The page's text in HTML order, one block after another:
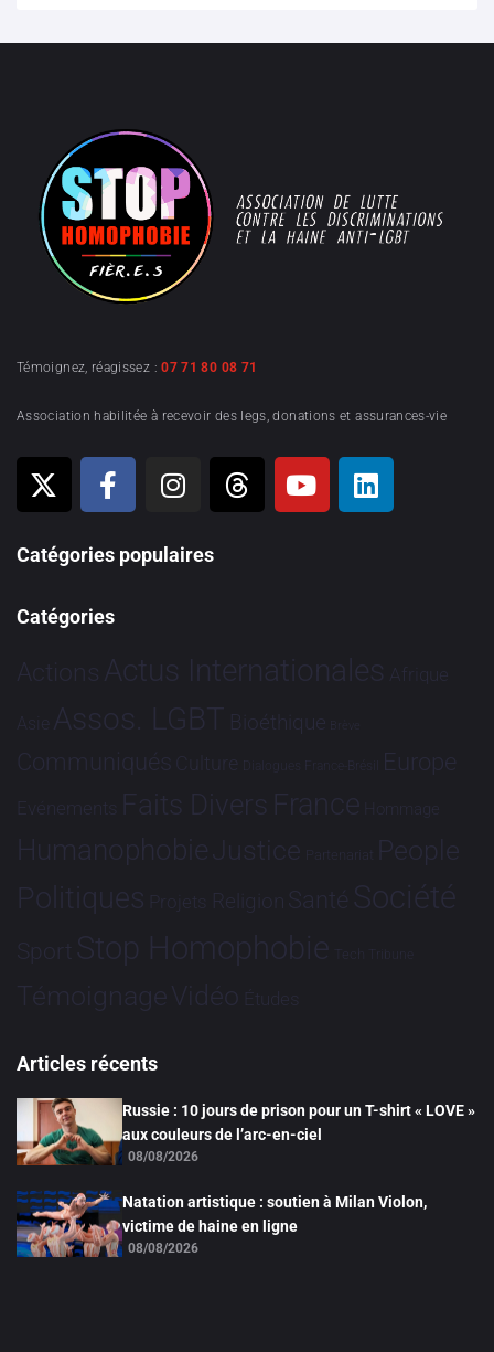
Témoignez, réagissez :07 71 80 08 71
Association habilitée à recevoir des legs, donations et assurances-vie
Catégories populaires
Catégories
Actions Actus Internationales Afrique
Asie Assos. LGBT Bioéthique Brève
Communiqués Culture Dialogues France-Brésil Europe
Evénements Faits Divers France Hommage
HumanophobieJustice Partenariat People
Politiques Projets Religion Santé Société
Sport Stop Homophobie Tech Tribune
TémoignageVidéo Études
Articles récents
Russie : 10 jours de prison pour un T-shirt « LOVE »
aux couleurs de l’arc-en-ciel
08/08/2026
Natation artistique : soutien à Milan Violon,
victime de haine en ligne
08/08/2026